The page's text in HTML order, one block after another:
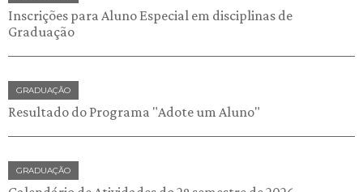
Inscrições para Aluno Especial em disciplinas de
Graduação
GRADUAÇÃO
Resultado do Programa "Adote um Aluno"
GRADUAÇÃO